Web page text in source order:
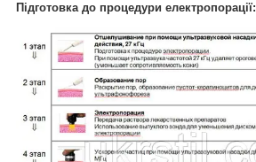
Підготовка до процедури електропорації: